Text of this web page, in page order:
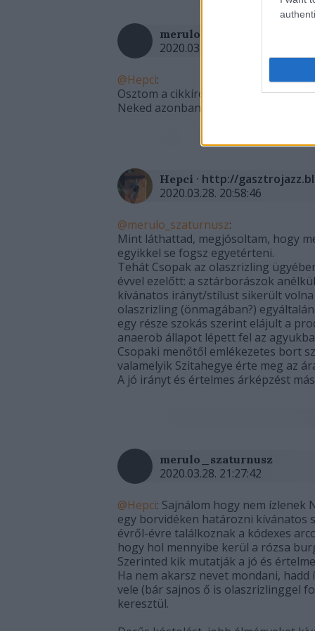
merulo_szaturnusz
2020.03.28. 09:58:44
@Hepci:
Osztom a cikkíró véleményét az
Neked azonban egy mondatoddal
Hepci · http://
2020.03.28. 20:58:46
@merulo_szaturnusz:
Mint láthattad, megjósoltam, hogy
egyikkel se fogsz egyetérteni.
Tehát Csopak az olaszrizling
évvel ezelőtt: a sztárborászok
kívánatos irányt/stílust sikerült
olaszrizling (önmagában?)
egy része szokás szerint elájult a
anaerob állapot lépett fel az
Csopaki menőtől emlékezetes bort
valamelyik Szitahegye érte meg az
A jó irányt és értelmes árképzést
merulo_szaturnusz
2020.03.28. 21:27:42
@Hepci: Sajnálom hogy nem ízlenek
egy borvidéken határozni kívánatos
évről-évre találkoznak a kódexes
hogy hol mennyibe kerül a rózsa
Szerinted kik mutatják a jó és
Ha nem akarsz nevet mondani,
vele (bár sajnos ő is olaszrizlinggel
keresztül.